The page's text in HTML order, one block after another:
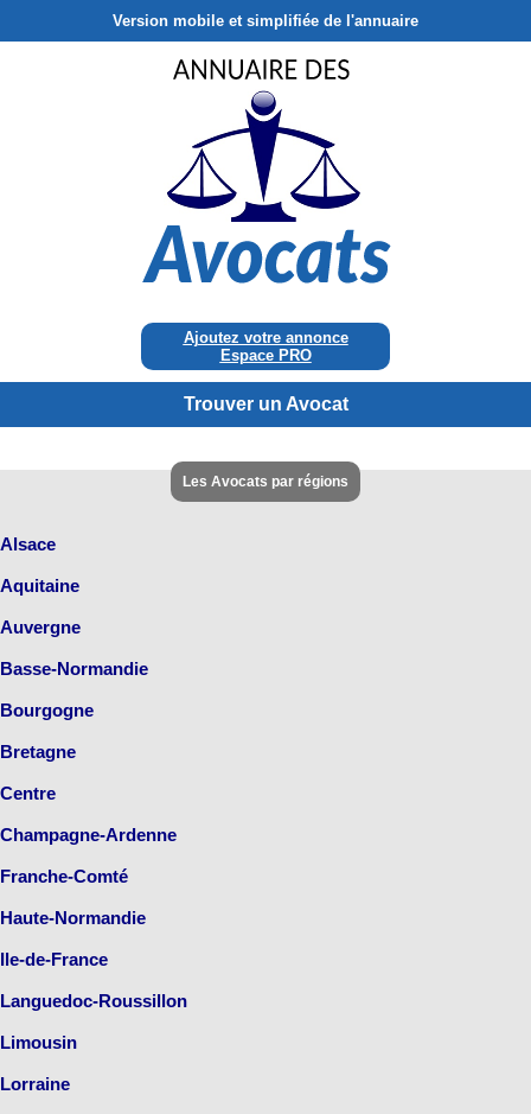
Version mobile et simplifiée de l'annuaire
Ajoutez votre annonce
Espace PRO
Trouver un Avocat
Les Avocats par régions
Alsace
Aquitaine
Auvergne
Basse-Normandie
Bourgogne
Bretagne
Centre
Champagne-Ardenne
Franche-Comté
Haute-Normandie
Ile-de-France
Languedoc-Roussillon
Limousin
Lorraine